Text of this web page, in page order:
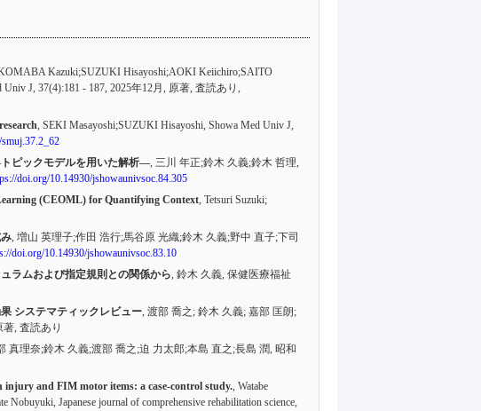
Kazuki;SUZUKI Hisayoshi;AOKI Keiichiro;SAITO
Univ J, 37(4):181 - 187, 2025年12月, 原著, 査読あり ,
, SEKI Masayoshi;SUZUKI Hisayoshi, Showa Med Univ J,
ピックモデルを用いた解析—, 三川 年正;鈴木 久義;鈴木 哲理,
doi.org/10.14930/jshowaunivsoc.84.305
(CEOML) for Quantifying Context, Tetsuri Suzuki;
, 増山 英理子;作田 浩行;馬谷原 光織;鈴木 久義;野中 直子;下司
doi.org/10.14930/jshowaunivsoc.83.10
ラムおよび指定規則との関係から, 鈴木 久義, 保健医療福祉
システマティックレビュー, 渡部 喬之; 鈴木 久義; 嘉部 匡朗;
著, 査読あり
真理奈;鈴木 久義;渡部 喬之;迫 力太郎;本島 直之;長島 潤, 昭和
and FIM motor items: a case-control study., Watabe
Japanese journal of comprehensive rehabilitation science,